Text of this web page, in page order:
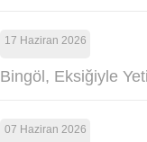
17 Haziran 2026
Bingöl, Eksiğiyle
07 Haziran 2026